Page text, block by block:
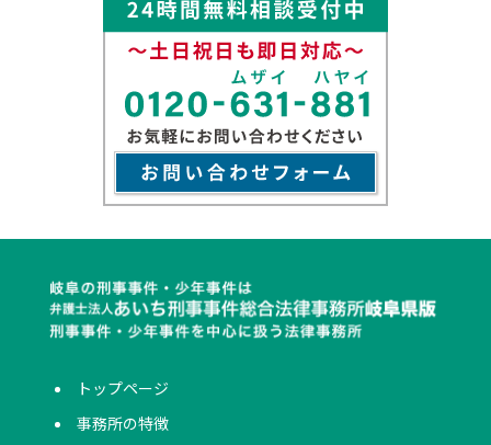
トップページ
事務所の特徴